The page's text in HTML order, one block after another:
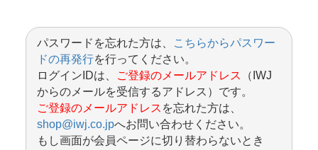
パスワードを忘れた方は、
こちらからパスワー
ドの再発行を行ってください。
ログインIDは、
ご登録のメールアドレス
（IWJ
からのメールを受信するアドレス）です。
ご登録のメールアドレス を忘れた方は、
shop@iwj.co.jpへお問い合わせください。
もし画面が会員ページに切り替わらないとき